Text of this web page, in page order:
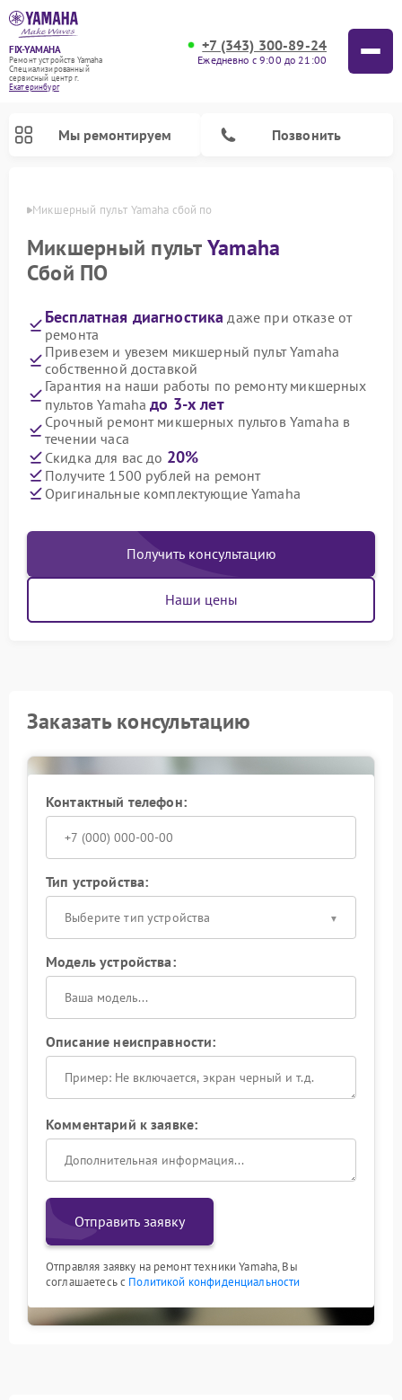
FIX-YAMAHA
Ремонт устройств Yamaha
Специализированный
cервисный центр г.
Екатеринбург
+7 (343) 300-89-24
Ежедневно с 9:00 до 21:00
Мы ремонтируем Позвонить
Микшерный пульт Yamaha сбой по
Микшерный пультYamaha
Сбой ПО
Бесплатная диагностика даже при отказе от
ремонта
Привезем и увезем микшерный пульт Yamaha
собственной доставкой
Гарантия на наши работы по ремонту микшерных
пультов Yamahaдо 3-х лет
Срочный ремонт микшерных пультов Yamaha в
течении часа
Скидка для вас до 20%
Получите 1500 рублей на ремонт
Оригинальные комплектующие Yamaha
Получить консультацию
Наши цены
Заказать консультацию
Контактный телефон:
Тип устройства:
Выберите тип устройства
Модель устройства:
Описание неисправности:
Комментарий к заявке:
Отправить заявку
Отправляя заявку на ремонт техники Yamaha, Вы
соглашаетесь с Политикой конфиденциальности